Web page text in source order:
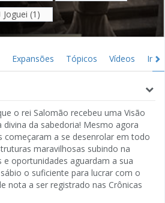
Joguei (1)
Expansões Tópicos Vídeos
o rei Salomão recebeu uma Visão
divina da sabedoria! Mesmo agora
começaram a se desenrolar em todo
maravilhosas subindo na
e oportunidades aguardam a sua
o suficiente para lucrar com o
nota a ser registrado nas Crônicas